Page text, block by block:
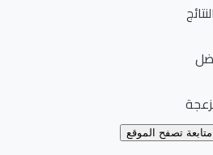
تصفح الموقع